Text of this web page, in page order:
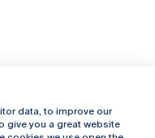
Online
data, to improve our
give you a great website